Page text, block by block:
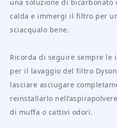
una soluzione di
calda e immergi il filtro per
sciacqualo bene.
Ricorda di seguire sempre
per il lavaggio del filtro
lasciare asciugare
reinstallarlo
di muffa o cattivi odori.